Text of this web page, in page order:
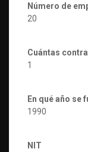
Número de
20
Cuántas
1
En qué año se
1990
NIT